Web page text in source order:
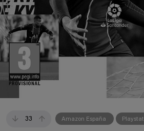
33 Amazon España